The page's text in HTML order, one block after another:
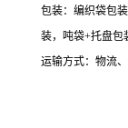
包装：编织袋包
装，吨袋+托盘包
运输方式： 物流